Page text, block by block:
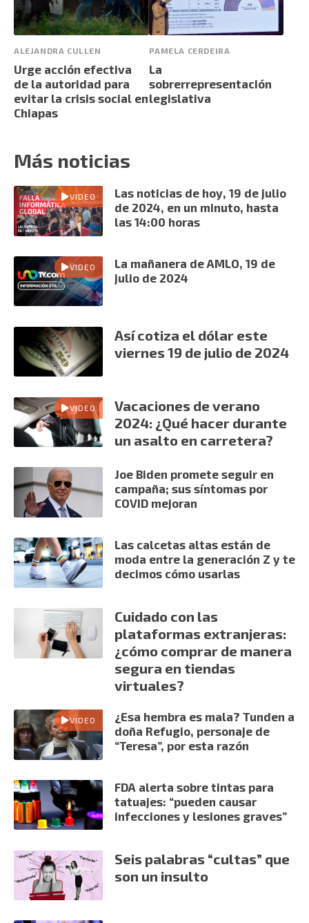
ALEJANDRA CULLEN
Urge acción efectiva
de la autoridad para
evitar la crisis social en
Chiapas
PAMELA CERDEIRA
La
sobrerrepresentación
legislativa
Más noticias
VIDEO
Las noticias de hoy, 19 de julio
de 2024, en un minuto, hasta
las 14:00 horas
VIDEO
La mañanera de AMLO, 19 de
julio de 2024
Así cotiza el dólar este
viernes 19 de julio de 2024
VIDEO
Vacaciones de verano
2024: ¿Qué hacer durante
un asalto en carretera?
Joe Biden promete seguir en
campaña; sus síntomas por
COVID mejoran
Las calcetas altas están de
moda entre la generación Z y te
decimos cómo usarlas
Cuidado con las
plataformas extranjeras:
¿cómo comprar de manera
segura en tiendas
virtuales?
VIDEO
¿Esa hembra es mala? Tunden a
doña Refugio, personaje de
“Teresa”, por esta razón
FDA alerta sobre tintas para
tatuajes: “pueden causar
infecciones y lesiones graves”
Seis palabras “cultas” que
son un insulto